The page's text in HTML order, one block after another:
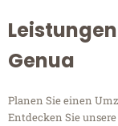
Genua
Planen Sie einen
Entdecken Sie